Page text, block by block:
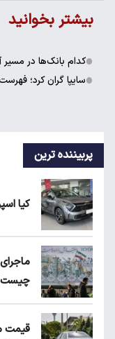
بیشتر بخوانید
کدام بانک‌ها در مسیر
سایپا گران کرد؛
پربیننده ترین
کیا اسپورتیج ۲۰۲۵ در
قیمت